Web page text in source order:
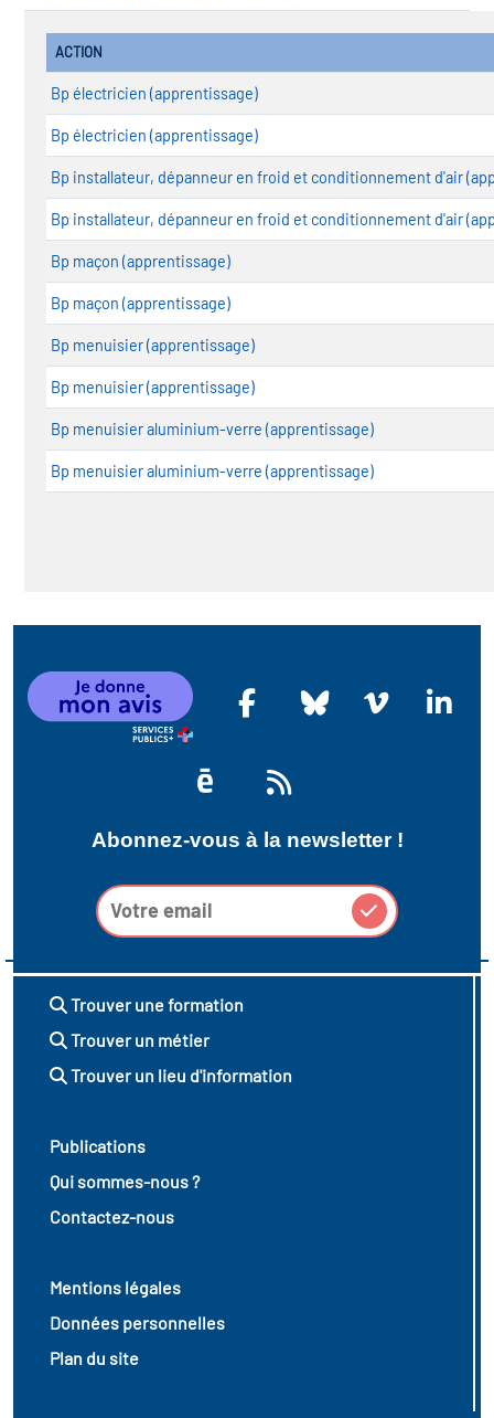
ACTION
Bp électricien (apprentissage)
Bp électricien (apprentissage)
Bp installateur, dépanneur en froid et conditionnement d'air
Bp installateur, dépanneur en froid et conditionnement d'air
Bp maçon (apprentissage)
Bp maçon (apprentissage)
Bp menuisier (apprentissage)
Bp menuisier (apprentissage)
Bp menuisier aluminium-verre (apprentissage)
Bp menuisier aluminium-verre (apprentissage)
Abonnez-vous à la newsletter !
Trouver une formation
Trouver un métier
Trouver un lieu d'information
Publications
Qui sommes-nous ?
Contactez-nous
Mentions légales
Données personnelles
Plan du site